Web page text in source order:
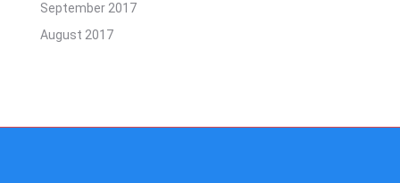
September 2017
August 2017